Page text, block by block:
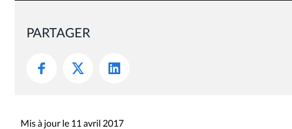
PARTAGER
Mis à jour le 11 avril 2017